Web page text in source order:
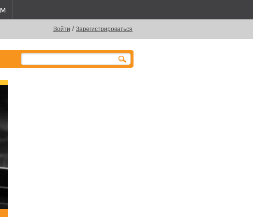
Войти / Зарегистрироваться